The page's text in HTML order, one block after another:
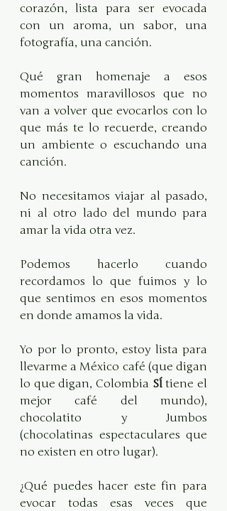
corazón, lista para ser evocada
con un aroma, un sabor, una
fotografía, una canción.
Qué gran homenaje a esos
momentos maravillosos que no
van a volver que evocarlos con lo
que más te lo recuerde, creando
un ambiente o escuchando una
canción.​
No necesitamos viajar al pasado,
ni al otro lado del mundo para
amar la vida otra vez.
Podemos hacerlo cuando
recordamos lo que fuimos y lo
que sentimos en esos momentos
en donde amamos la vida.
Yo por lo pronto, estoy lista para
llevarme a México café (que digan
lo que digan, Colombia SÍ tiene el
mejor café del mundo),
chocolatito y Jumbos
(chocolatinas espectaculares que
no existen en otro lugar).
¿Qué puedes hacer este fin para
evocar todas esas veces que